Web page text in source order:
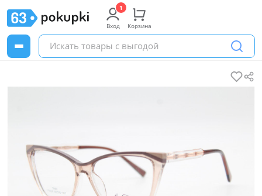
Вход Корзина